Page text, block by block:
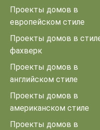
Проекты домов в
европейском стиле
Проекты домов в
фахверк
Проекты домов в
английском стиле
Проекты домов в
американском стиле
Проекты домов в